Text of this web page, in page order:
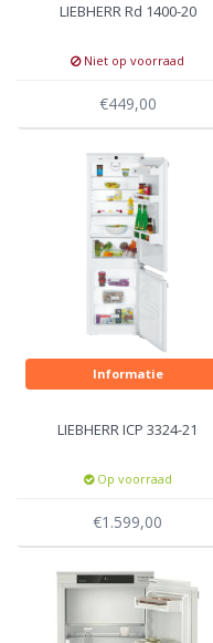
LIEBHERR Rd 1400-20
Niet op voorraad
€449,00
Informatie
LIEBHERR ICP 3324-21
Op voorraad
€1.599,00